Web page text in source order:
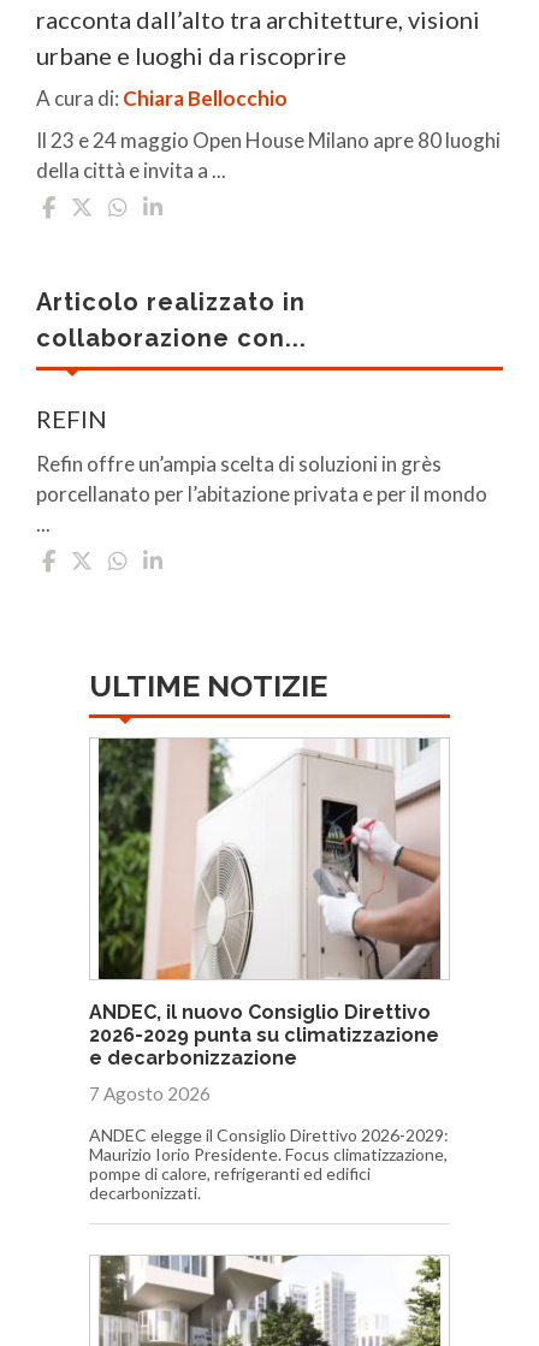
racconta dall’alto tra architetture, visioni
urbane e luoghi da riscoprire
A cura di: Chiara Bellocchio
Il 23 e 24 maggio Open House Milano apre 80 luoghi
della città e invita a ...
Articolo realizzato in
collaborazione con...
REFIN
Refin offre un’ampia scelta di soluzioni in grès
porcellanato per l’abitazione privata e per il mondo
...
ULTIME NOTIZIE
ANDEC, il nuovo Consiglio Direttivo
2026-2029 punta su climatizzazione
e decarbonizzazione
7 Agosto 2026
ANDEC elegge il Consiglio Direttivo 2026-2029:
Maurizio Iorio Presidente. Focus climatizzazione,
pompe di calore, refrigeranti ed edifici
decarbonizzati.